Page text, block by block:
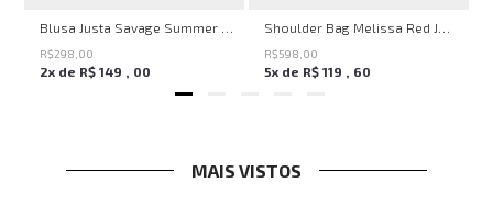
R$298 00
2x de R$ 149 , 00
R$598 00
5x de R$ 119 , 60
MAIS VISTOS